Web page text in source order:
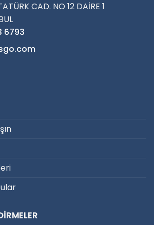
CAD. NO 12 DAİRE 1
6793